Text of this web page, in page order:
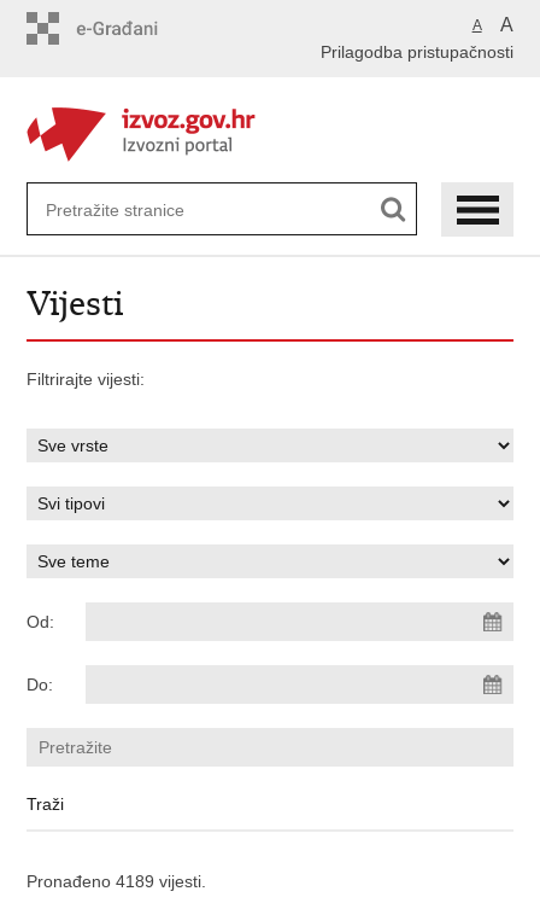
A A
Prilagodba pristupačnosti
Vijesti
Filtrirajte vijesti:
Od:
Do:
Pronađeno 4189 vijesti.